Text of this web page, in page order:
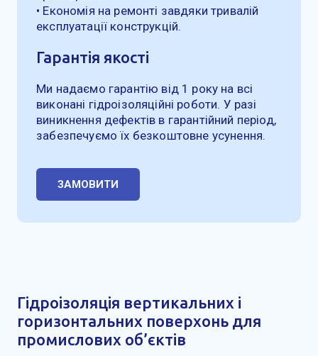
• Економія на ремонті завдяки тривалій
експлуатації конструкцій.
Гарантія якості
Ми надаємо гарантію від 1 року на всі
виконані гідроізоляційні роботи. У разі
виникнення дефектів в гарантійний період,
забезпечуємо їх безкоштовне усунення.
ЗАМОВИТИ
Гідроізоляція вертикальних і
горизонтальних поверхонь для
промислових об’єктів